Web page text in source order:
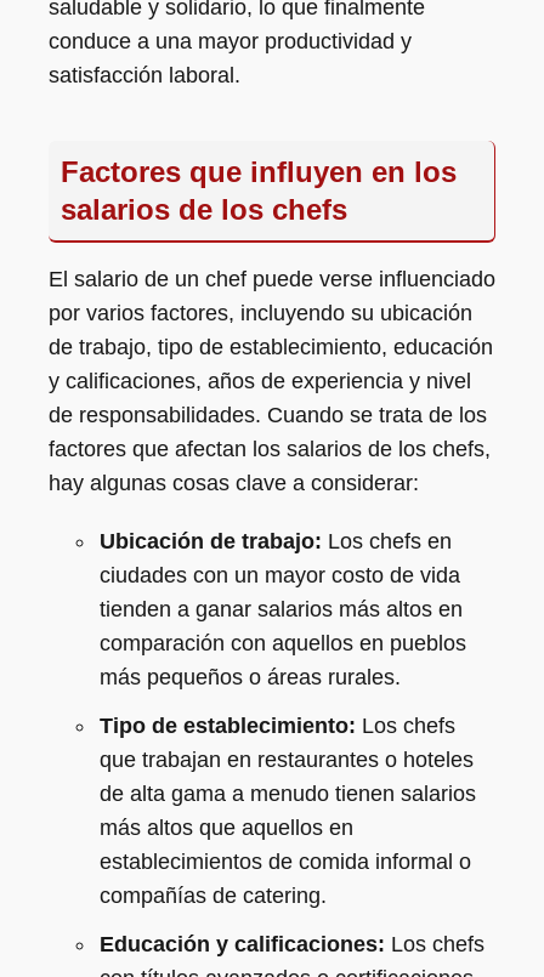
saludable y solidario, lo que finalmente
conduce a una mayor productividad y
satisfacción laboral.
Factores que influyen en los
salarios de los chefs
El salario de un chef puede verse influenciado
por varios factores, incluyendo su ubicación
de trabajo, tipo de establecimiento, educación
y calificaciones, años de experiencia y nivel
de responsabilidades. Cuando se trata de los
factores que afectan los salarios de los chefs,
hay algunas cosas clave a considerar:
Ubicación de trabajo: Los chefs en
ciudades con un mayor costo de vida
tienden a ganar salarios más altos en
comparación con aquellos en pueblos
más pequeños o áreas rurales.
Tipo de establecimiento: Los chefs
que trabajan en restaurantes o hoteles
de alta gama a menudo tienen salarios
más altos que aquellos en
establecimientos de comida informal o
compañías de catering.
Educación y calificaciones: Los chefs